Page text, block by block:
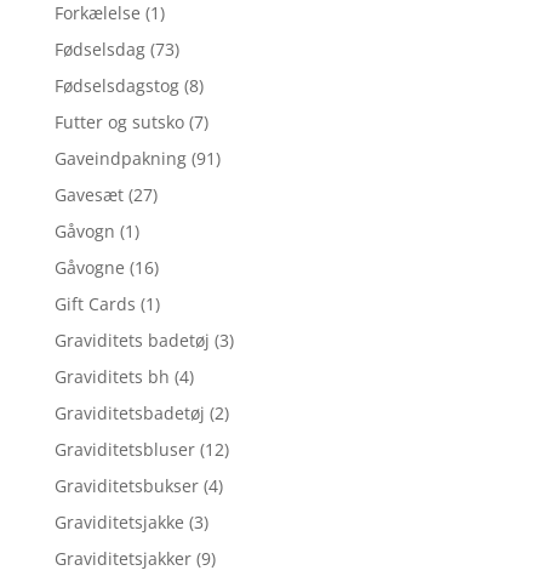
Forkælelse (1)
Fødselsdag (73)
Fødselsdagstog (8)
Futter og sutsko (7)
Gaveindpakning (91)
Gavesæt (27)
Gåvogn (1)
Gåvogne (16)
Gift Cards (1)
Graviditets badetøj (3)
Graviditets bh (4)
Graviditetsbadetøj (2)
Graviditetsbluser (12)
Graviditetsbukser (4)
Graviditetsjakke (3)
Graviditetsjakker (9)